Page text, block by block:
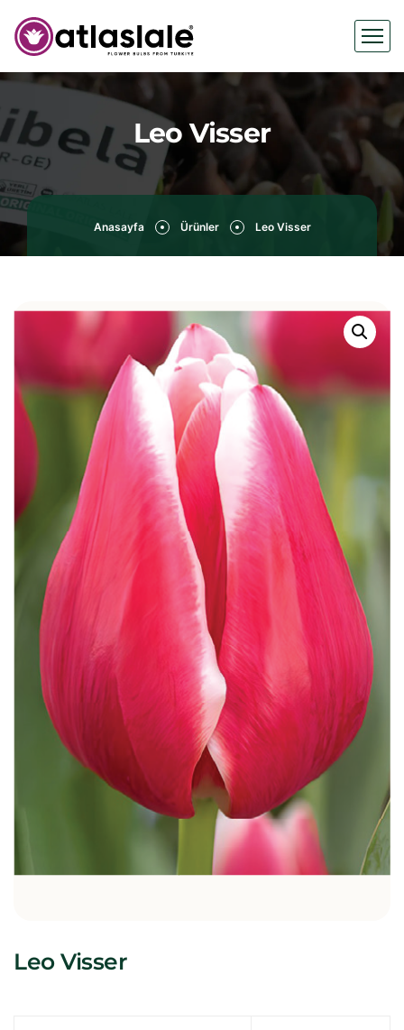
Leo Visser
Anasayfa Ürünler Leo Visser
Leo Visser